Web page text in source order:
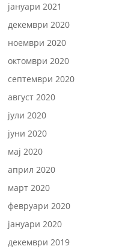
јануари 2021
декември 2020
ноември 2020
октомври 2020
септември 2020
август 2020
јули 2020
јуни 2020
мај 2020
април 2020
март 2020
февруари 2020
јануари 2020
декември 2019